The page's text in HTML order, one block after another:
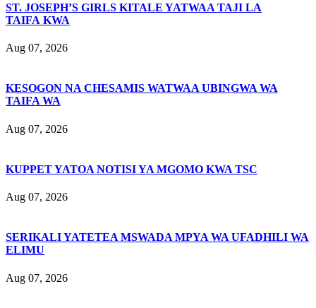
ST. JOSEPH’S GIRLS KITALE YATWAA TAJI LA
TAIFA KWA
Aug 07, 2026
KESOGON NA CHESAMIS WATWAA UBINGWA WA
TAIFA WA
Aug 07, 2026
KUPPET YATOA NOTISI YA MGOMO KWA TSC
Aug 07, 2026
SERIKALI YATETEA MSWADA MPYA WA UFADHILI WA
ELIMU
Aug 07, 2026